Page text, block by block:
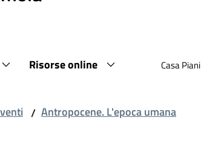
Risorse online Casa Piani
/ Antropocene. L'epoca umana